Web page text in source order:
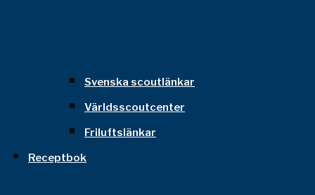
Svenska scoutlänkar
Världsscoutcenter
Friluftslänkar
Receptbok